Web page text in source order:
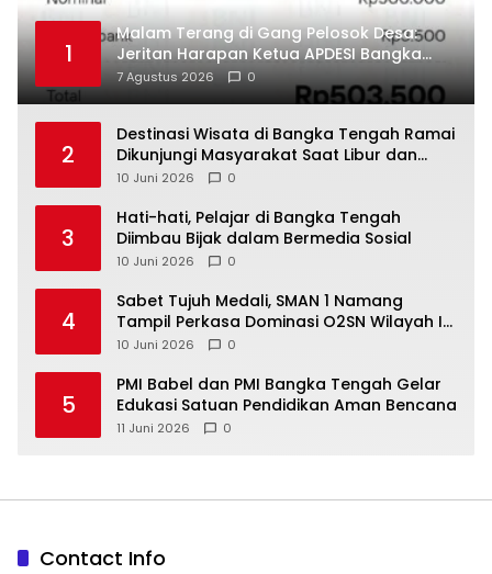
1
Malam Terang di Gang Pelosok Desa:
Jeritan Harapan Ketua APDESI Bangka
Tengah untuk PLN Babel
7 Agustus 2026 0
2
‎Destinasi Wisata di Bangka Tengah Ramai
Dikunjungi Masyarakat Saat Libur dan
Akhir Pekan
10 Juni 2026 0
3
‎Hati-hati, Pelajar di Bangka Tengah
Diimbau Bijak dalam Bermedia Sosial
10 Juni 2026 0
4
‎Sabet Tujuh Medali, SMAN 1 Namang
Tampil Perkasa Dominasi O2SN Wilayah I
10 Juni 2026 0
5
‎PMI Babel dan PMI Bangka Tengah Gelar
Edukasi Satuan Pendidikan Aman Bencana
11 Juni 2026 0
Contact Info